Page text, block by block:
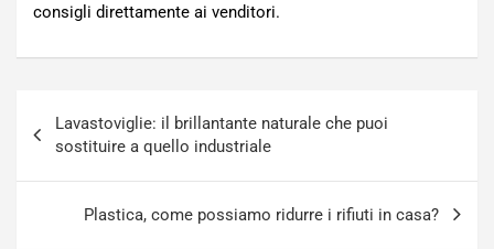
consigli direttamente ai venditori.
articoli
Lavastoviglie: il brillantante naturale che puoi
sostituire a quello industriale
Plastica, come possiamo ridurre i rifiuti in casa?